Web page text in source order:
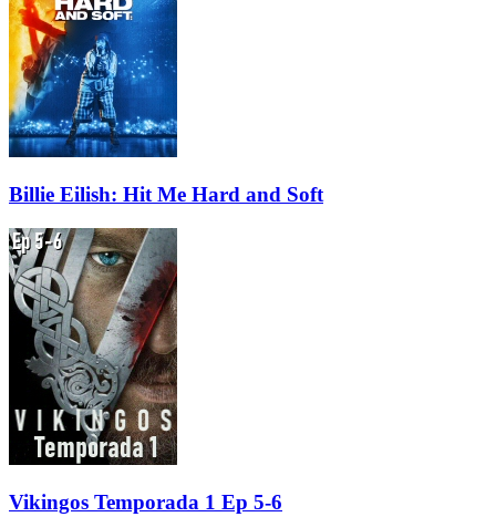
Billie Eilish: Hit Me Hard and Soft
Vikingos Temporada 1 Ep 5-6